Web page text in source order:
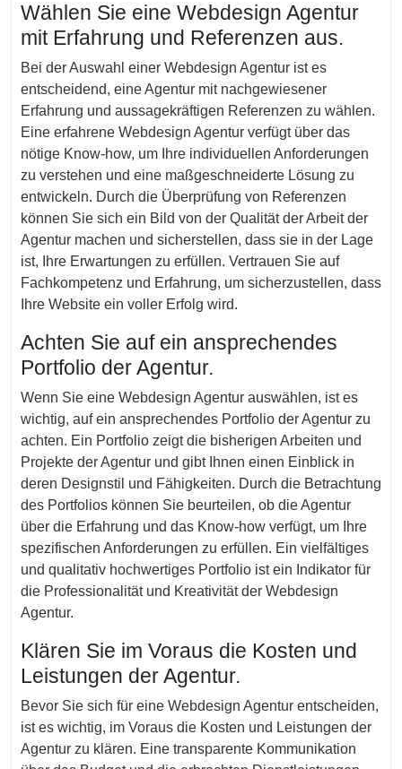
Wählen Sie eine Webdesign Agentur
mit Erfahrung und Referenzen aus.
Bei der Auswahl einer Webdesign Agentur ist es
entscheidend, eine Agentur mit nachgewiesener
Erfahrung und aussagekräftigen Referenzen zu wählen.
Eine erfahrene Webdesign Agentur verfügt über das
nötige Know-how, um Ihre individuellen Anforderungen
zu verstehen und eine maßgeschneiderte Lösung zu
entwickeln. Durch die Überprüfung von Referenzen
können Sie sich ein Bild von der Qualität der Arbeit der
Agentur machen und sicherstellen, dass sie in der Lage
ist, Ihre Erwartungen zu erfüllen. Vertrauen Sie auf
Fachkompetenz und Erfahrung, um sicherzustellen, dass
Ihre Website ein voller Erfolg wird.
Achten Sie auf ein ansprechendes
Portfolio der Agentur.
Wenn Sie eine Webdesign Agentur auswählen, ist es
wichtig, auf ein ansprechendes Portfolio der Agentur zu
achten. Ein Portfolio zeigt die bisherigen Arbeiten und
Projekte der Agentur und gibt Ihnen einen Einblick in
deren Designstil und Fähigkeiten. Durch die Betrachtung
des Portfolios können Sie beurteilen, ob die Agentur
über die Erfahrung und das Know-how verfügt, um Ihre
spezifischen Anforderungen zu erfüllen. Ein vielfältiges
und qualitativ hochwertiges Portfolio ist ein Indikator für
die Professionalität und Kreativität der Webdesign
Agentur.
Klären Sie im Voraus die Kosten und
Leistungen der Agentur.
Bevor Sie sich für eine Webdesign Agentur entscheiden,
ist es wichtig, im Voraus die Kosten und Leistungen der
Agentur zu klären. Eine transparente Kommunikation